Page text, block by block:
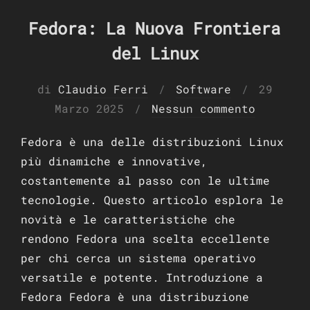
Fedora: La Nuova Frontiera
del Linux
di Claudio Ferri Software
29
Marzo 2025
Nessun commento
Fedora è una delle distribuzioni Linux
più dinamiche e innovative,
costantemente al passo con le ultime
tecnologie. Questo articolo esplora le
novità e le caratteristiche che
rendono Fedora una scelta eccellente
per chi cerca un sistema operativo
versatile e potente. Introduzione a
Fedora Fedora è una distribuzione